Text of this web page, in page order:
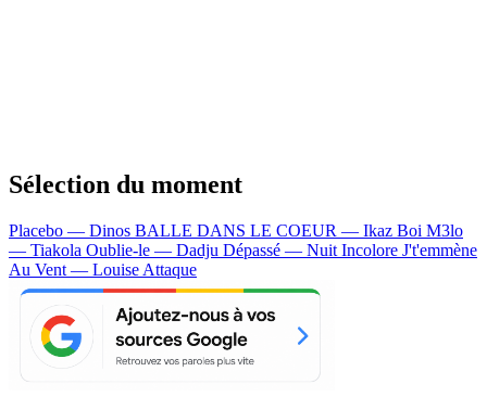
Sélection du moment
Placebo — Dinos BALLE DANS LE COEUR — Ikaz Boi M3lo
— Tiakola Oublie-le — Dadju Dépassé — Nuit Incolore J't'emmène
Au Vent — Louise Attaque